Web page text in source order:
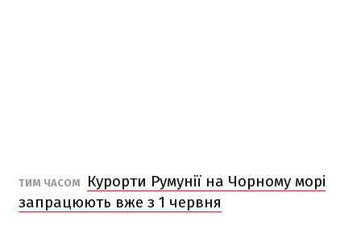
ТИМ ЧАСОМ
Курорти Румунії на Чорному морі
запрацюють вже з 1 червня